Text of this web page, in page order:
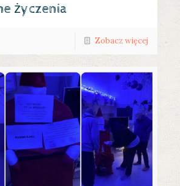
życzenia
Zobacz więcej